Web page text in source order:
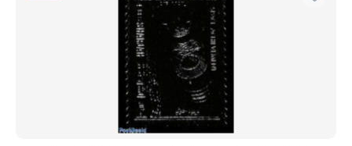
Métodos de pago
Transferencia bancaria
Mastercard